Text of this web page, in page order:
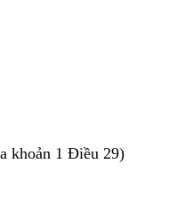
khoản 1 Điều 29)